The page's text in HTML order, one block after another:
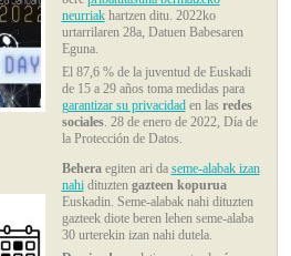
neurriakhartzen ditu. 2022ko
urtarrilaren 28a, Datuen Babesaren
Eguna.
El 87,6 % de la juventud de Euskadi
de 15 a 29 años toma medidas para
garantizar su privacidaden las redes
sociales. 28 de enero de 2022, Día de
la Protección de Datos.
Beheraegiten ari da seme-alabak izan
nahidituzten gazteen kopurua
Euskadin. Seme-alabak nahi dituzten
gazteek diote beren lehen seme-alaba
30 urterekin izan nahi dutela.